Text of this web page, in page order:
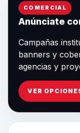
COMERCIAL
Anúnciate
Campañas
banners y
agencias y
VER